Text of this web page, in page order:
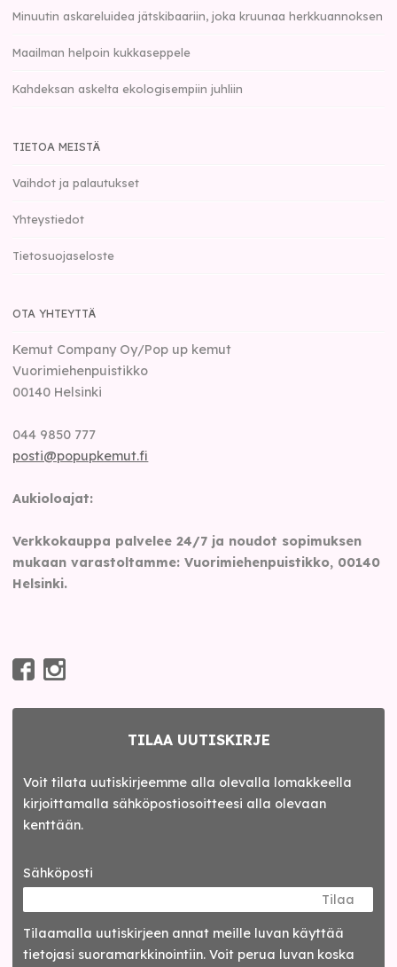
Minuutin askareluidea jätskibaariin, joka kruunaa herkkuannoksen
Maailman helpoin kukkaseppele
Kahdeksan askelta ekologisempiin juhliin
TIETOA MEISTÄ
Vaihdot ja palautukset
Yhteystiedot
Tietosuojaseloste
OTA YHTEYTTÄ
Kemut Company Oy/Pop up kemut
Vuorimiehenpuistikko
00140 Helsinki
044 9850 777
posti@popupkemut.fi
Aukioloajat:
Verkkokauppa palvelee 24/7 ja noudot sopimuksen
mukaan varastoltamme: Vuorimiehenpuistikko, 00140
Helsinki.
TILAA UUTISKIRJE
Voit tilata uutiskirjeemme alla olevalla lomakkeella
kirjoittamalla sähköpostiosoitteesi alla olevaan
kenttään.
Sähköposti
Tilaa
Tilaamalla uutis­kirjeen annat meille luvan käyttää
tietojasi suora­markkinointiin. Voit perua luvan koska